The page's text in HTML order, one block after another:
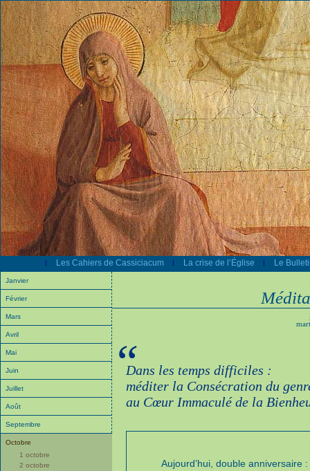
| Les Cahiers de Cassiciacum | La crise de l’Église | Le
Janvier
Février
Mars
Avril
Mai
Juin
Juillet
Août
Septembre
Octobre
1 octobre
2 octobre
“
Dans les temps difficiles :
méditer la Consécration du
au Cœur Immaculé de la
Aujourd’hui, double anniversaire :